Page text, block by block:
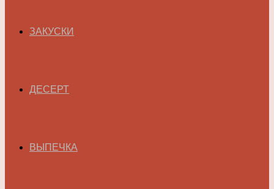
ЗАКУСКИ
ДЕСЕРТ
ВЫПЕЧКА